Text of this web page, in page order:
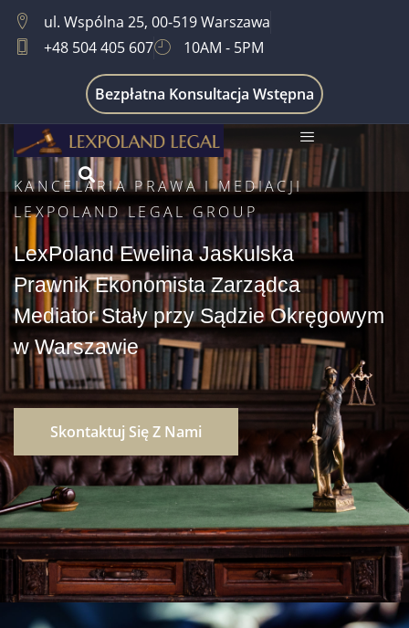
ul. Wspólna 25, 00-519 Warszawa
+48 504 405 607
10AM - 5PM
Bezpłatna Konsultacja Wstępna
KANCELARIA PRAWA I MEDIACJI
LEXPOLAND LEGAL GROUP
LexPoland Ewelina Jaskulska
Prawnik Ekonomista Zarządca
Mediator Stały przy Sądzie Okręgowym
w Warszawie
Skontaktuj Się Z Nami